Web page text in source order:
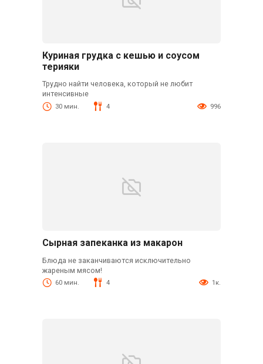
Куриная грудка с кешью и соусом
терияки
Трудно найти человека, который не любит
интенсивные
30 мин. 4 996
Сырная запеканка из макарон
Блюда не заканчиваются исключительно
жареным мясом!
60 мин. 4 1к.